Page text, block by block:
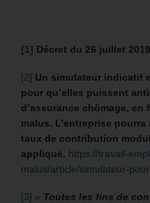
[1] Décret du 26 juillet
[2] Un simulateur indicatif
pour qu’elles puissent
d’assurance chômage,
malus. L’entreprise
taux de contribution
appliqué. https://travail-
malus/article/simulateur-
[3] « Toutes les fins de